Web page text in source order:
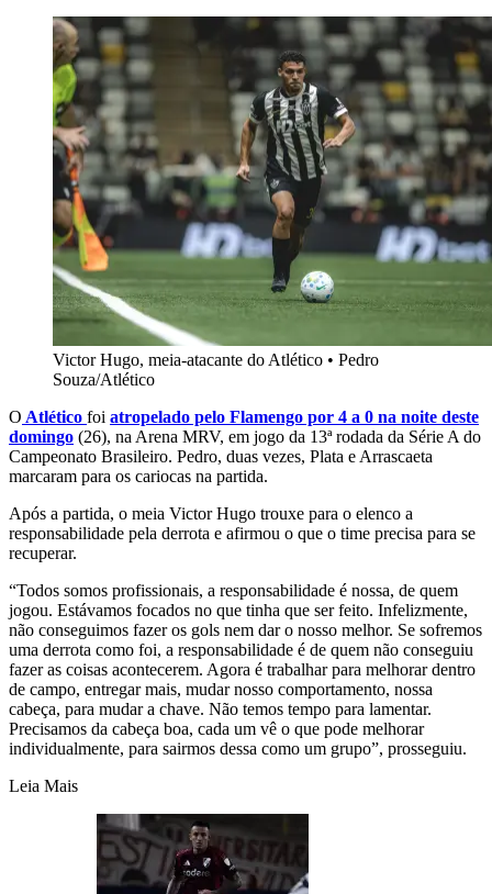
Victor Hugo, meia-atacante do Atlético • Pedro
Souza/Atlético
O Atlético foi atropelado pelo Flamengo por 4 a 0 na noite deste
domingo (26), na Arena MRV, em jogo da 13ª rodada da Série A do
Campeonato Brasileiro. Pedro, duas vezes, Plata e Arrascaeta
marcaram para os cariocas na partida.
Após a partida, o meia Victor Hugo trouxe para o elenco a
responsabilidade pela derrota e afirmou o que o time precisa para se
recuperar.
“Todos somos profissionais, a responsabilidade é nossa, de quem
jogou. Estávamos focados no que tinha que ser feito. Infelizmente,
não conseguimos fazer os gols nem dar o nosso melhor. Se sofremos
uma derrota como foi, a responsabilidade é de quem não conseguiu
fazer as coisas acontecerem. Agora é trabalhar para melhorar dentro
de campo, entregar mais, mudar nosso comportamento, nossa
cabeça, para mudar a chave. Não temos tempo para lamentar.
Precisamos da cabeça boa, cada um vê o que pode melhorar
individualmente, para sairmos dessa como um grupo”, prosseguiu.
Leia Mais